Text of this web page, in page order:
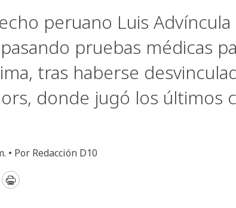
peruano Luis
pruebas médicas
tras haberse
donde jugó los últimos
• Por Redacción D10
Print